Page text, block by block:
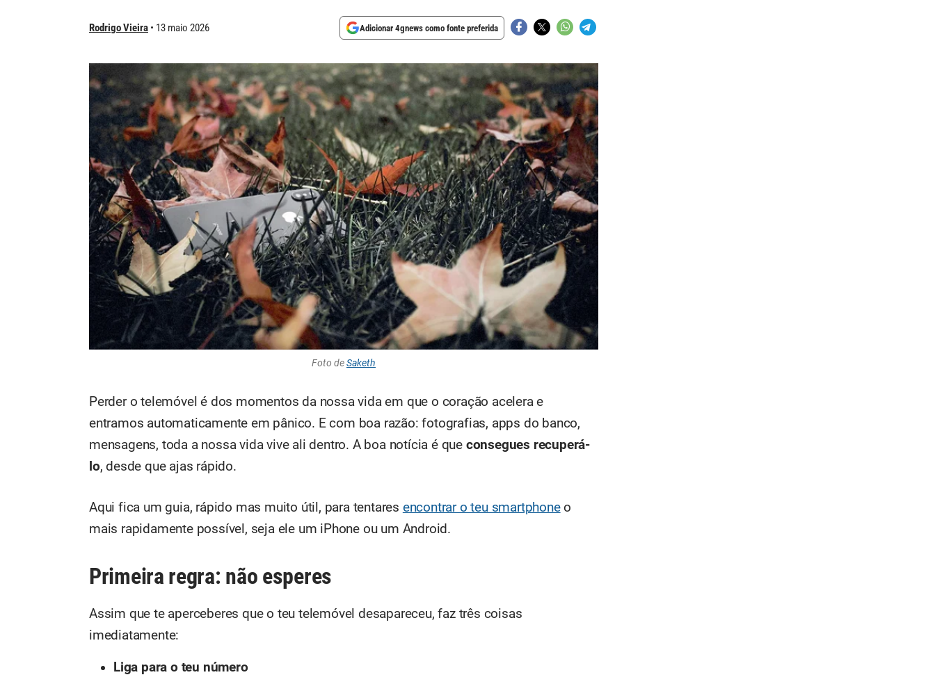
Rodrigo Vieira 13 maio 2026 Adicionar 4gnews como fonte preferida
Foto deSaketh
Perder o telemóvel é dos momentos da nossa vida em que o coração acelera e
entramos automaticamente em pânico. E com boa razão: fotografias, apps do banco,
mensagens, toda a nossa vida vive ali dentro. A boa notícia é que consegues recuperá-
lo, desde que ajas rápido.
Aqui fica um guia, rápido mas muito útil, para tentares encontrar o teu smartphoneo
mais rapidamente possível, seja ele um iPhone ou um Android.
Primeira regra: não esperes
Assim que te aperceberes que o teu telemóvel desapareceu, faz três coisas
imediatamente:
Liga para o teu número